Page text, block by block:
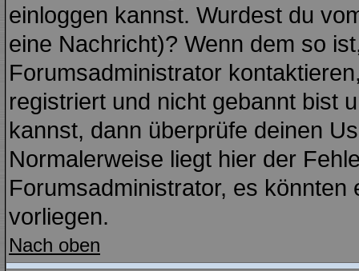
einloggen kannst. Wurdest du
eine Nachricht)? Wenn dem so
Forumsadministrator
registriert und nicht gebannt bist
kannst, dann überprüfe deinen
Normalerweise liegt hier der
Forumsadministrator, es
vorliegen.
Nach oben